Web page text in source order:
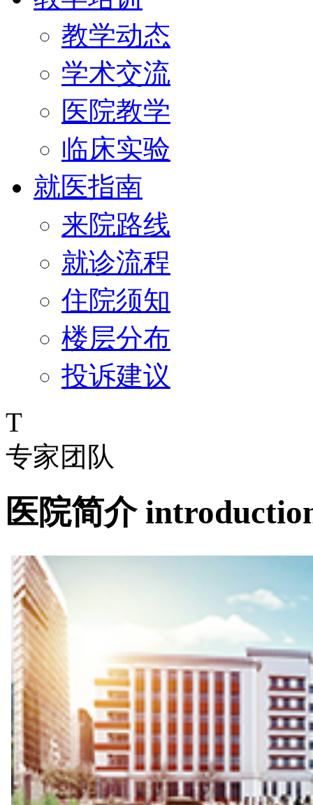
教学动态
学术交流
医院教学
临床实验
就医指南
来院路线
就诊流程
住院须知
楼层分布
投诉建议
T
专家团队
医院简介